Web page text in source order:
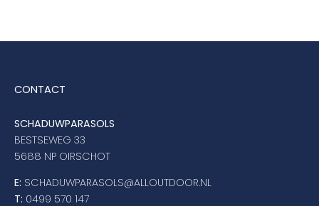
CONTACT
SCHADUWPARASOLS
BESTSEWEG 33
5688 NP OIRSCHOT
E: SCHADUWPARASOLS@ALLOUTDOOR.NL
T: 0499 570 147